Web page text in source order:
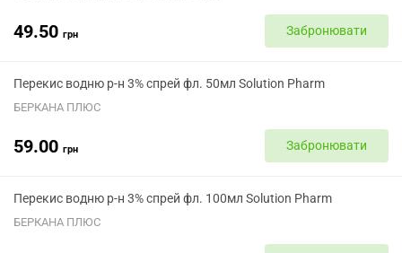
49.50 грн Забронювати
Перекис водню р-н 3% спрей фл. 50мл Solution Pharm
БЕРКАНА ПЛЮС
59.00 грн Забронювати
Перекис водню р-н 3% спрей фл. 100мл Solution Pharm
БЕРКАНА ПЛЮС